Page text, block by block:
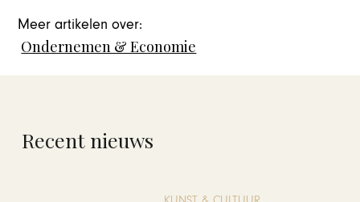
Meer artikelen over:
Ondernemen & Economie
Recent nieuws